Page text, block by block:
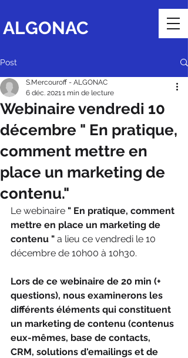
ALGONAC
Post
Webinaire vendredi 10
décembre " En pratique,
comment mettre en
place un marketing de
contenu."
S.Mercouroff - ALGONAC
6 déc. 20211 min de lecture
Le webinaire " En pratique, comment
mettre en place un marketing de
contenu " a lieu ce vendredi le 10
décembre de 10h00 à 10h30.
Lors de ce webinaire de 20 min (+
questions), nous examinerons les
différents éléments qui constituent
un marketing de contenu (contenus
eux-mêmes, base de contacts,
CRM, solutions d'emailings et de